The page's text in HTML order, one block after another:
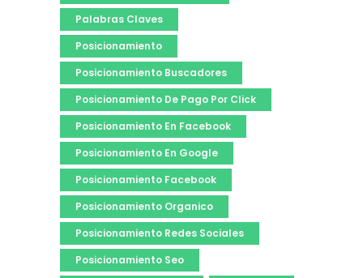
Palabras Claves
Posicionamiento
Posicionamiento Buscadores
Posicionamiento De Pago Por Click
Posicionamiento En Facebook
Posicionamiento En Google
Posicionamiento Facebook
Posicionamiento Organico
Posicionamiento Redes Sociales
Posicionamiento Seo